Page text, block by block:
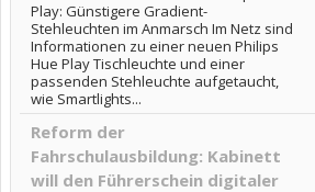
Play: Günstigere Gradient-
Stehleuchten im Anmarsch Im Netz sind
Informationen zu einer neuen Philips
Hue Play Tischleuchte und einer
passenden Stehleuchte aufgetaucht,
wie Smartlights...
Reform der
Fahrschulausbildung: Kabinett
will den Führerschein digitaler